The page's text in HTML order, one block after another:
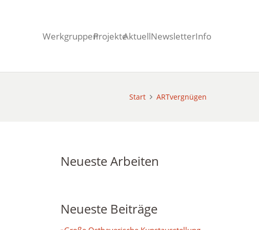
WerkgruppenProjekteAktuellNewsletterInfo
Start ARTvergnügen
Neueste Arbeiten
Neueste Beiträge